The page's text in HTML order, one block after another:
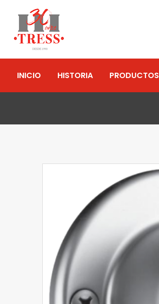
INICIO HISTORIA PRODUCTOS